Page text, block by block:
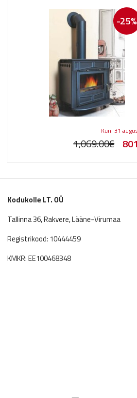
-25%
Kuni 31
1,069.00€
price
was:
Kodukolle LT. OÜ
Tallinna 36, Rakvere, Lääne-Virumaa
Registrikood: 10444459
KMKR: EE100468348